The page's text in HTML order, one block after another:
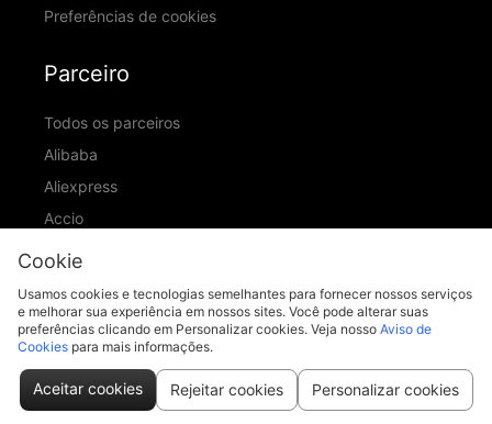
Preferências de cookies
Parceiro
Todos os parceiros
Alibaba
Aliexpress
Accio
ID Ranking
support@piccopilot.com
Cookie
Usamos cookies e tecnologias semelhantes para fornecer nossos serviços
e melhorar sua experiência em nossos sites. Você pode alterar suas
preferências clicando em Personalizar cookies. Veja nosso Aviso de
Cookies para mais informações.
Aceitar cookies Rejeitar cookies Personalizar cookies